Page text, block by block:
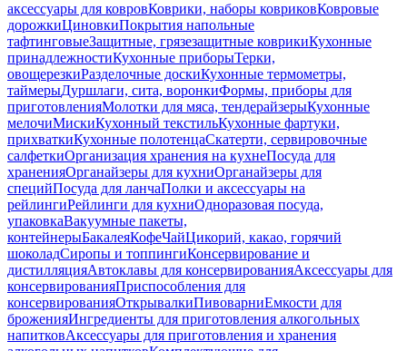
аксессуары для ковровКоврики, наборы ковриковКовровые
дорожкиЦиновкиПокрытия напольные
тафтинговыеЗащитные, грязезащитные коврикиКухонные
принадлежностиКухонные приборыТерки,
овощерезкиРазделочные доскиКухонные термометры,
таймерыДуршлаги, сита, воронкиФормы, приборы для
приготовленияМолотки для мяса, тендерайзерыКухонные
мелочиМискиКухонный текстильКухонные фартуки,
прихваткиКухонные полотенцаСкатерти, сервировочные
салфеткиОрганизация хранения на кухнеПосуда для
храненияОрганайзеры для кухниОрганайзеры для
специйПосуда для ланчаПолки и аксессуары на
рейлингиРейлинги для кухниОдноразовая посуда,
упаковкаВакуумные пакеты,
контейнерыБакалеяКофеЧайЦикорий, какао, горячий
шоколадСиропы и топпингиКонсервирование и
дистилляцияАвтоклавы для консервированияАксессуары для
консервированияПриспособления для
консервированияОткрывалкиПивоварниЕмкости для
броженияИнгредиенты для приготовления алкогольных
напитковАксессуары для приготовления и хранения